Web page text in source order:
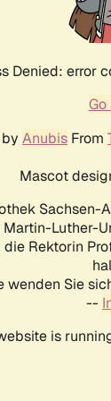
Denied: error
Go
Anubis From
Mascot
Luther-
Rektorin
wenden Sie
--
is